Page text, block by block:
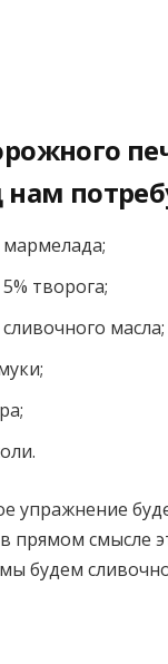
творога;
масла;
упражнение
прямом смысле
будем